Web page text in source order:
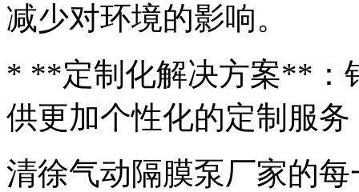
减少对环境的影响。
* **定制化解决方案**：
供更加个性化的定制服
清徐气动隔膜泵厂家的